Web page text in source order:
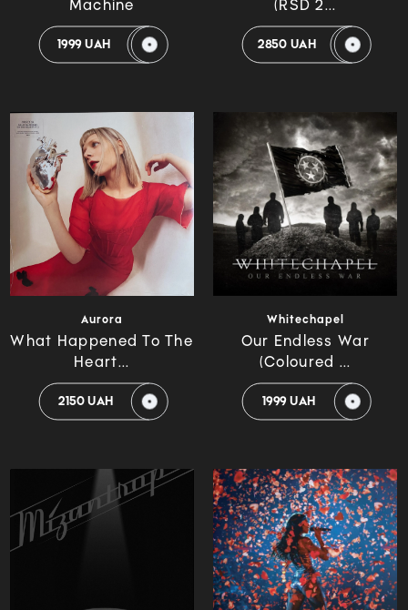
Machine
1999 UAH
(RSD 2...
2850 UAH
Aurora
What Happened To The
Heart...
2150 UAH
Whitechapel
Our Endless War
(Coloured ...
1999 UAH